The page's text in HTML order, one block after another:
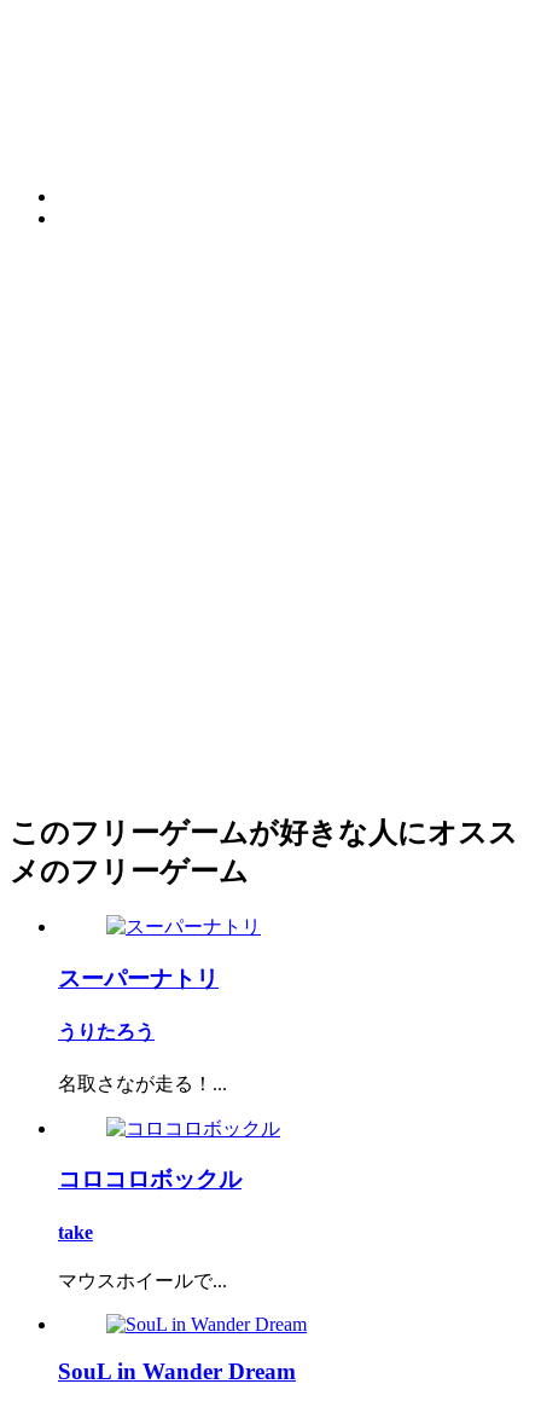
このフリーゲームが好きな人にオスス
メのフリーゲーム
スーパーナトリ
うりたろう
名取さなが走る！...
コロコロボックル
take
マウスホイールで...
SouL in Wander Dream